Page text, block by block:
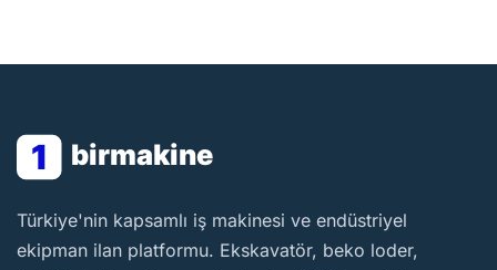
1 birmakine
BirMakine
Türkiye'nin kapsamlı iş makinesi ve endüstriyel
ekipman ilan platformu. Ekskavatör, beko loder,